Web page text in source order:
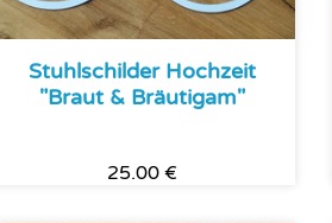
Stuhlschilder Hochzeit
"Braut & Bräutigam"
25.00 €